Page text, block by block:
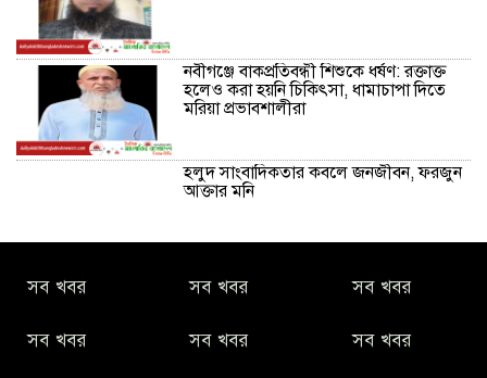
নবীগঞ্জে বাকপ্রতিবন্ধী শিশুকে ধর্ষণ: রক্তাক্ত
হলেও করা হয়নি চিকিৎসা, ধামাচাপা দিতে
মরিয়া প্রভাবশালীরা
হলুদ সাংবাদিকতার কবলে জনজীবন, ফরজুন
আক্তার মনি
কিবরিয়া
সব খবর সব খবর সব খবর
সব খবর সব খবর সব খবর